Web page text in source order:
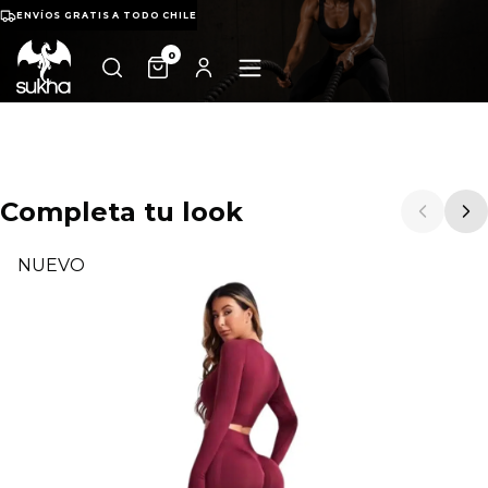
ENVÍOS GRATIS A TODO CHILE
0
Completa tu look
NUEVO